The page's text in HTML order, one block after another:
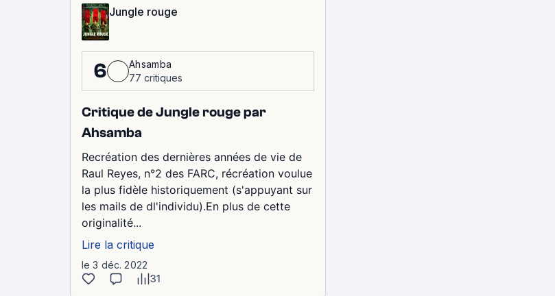
Jungle rouge
6
Ahsamba
77 critiques
Critique de Jungle rouge par
Ahsamba
Recréation des dernières années de vie de
Raul Reyes, n°2 des FARC, récréation voulue
la plus fidèle historiquement (s'appuyant sur
les mails de dl'individu).En plus de cette
originalité...
Lire la critique
le 3 déc. 2022
31